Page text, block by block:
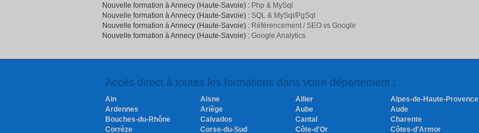
Nouvelle formation à Annecy (Haute-Savoie) : Php & MySql
Nouvelle formation à Annecy (Haute-Savoie) : SQL & MySql/PgSql
Nouvelle formation à Annecy (Haute-Savoie) : Référencement / SEO vs Google
Nouvelle formation à Annecy (Haute-Savoie) : Google Analytics
Accès direct à toutes les formations dans votre département :
Ain Aisne Allier Alpes-de-Haute-Provence
Ardennes
Ariège Aube Aude
Bouches-du-Rhône
Calvados Cantal Charente
Corrèze
Corse-du-Sud Côte-d'Or Côtes-d'Armor